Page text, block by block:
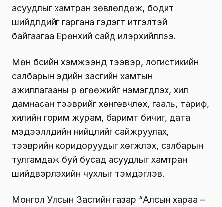
асуудлыг хамтран зөвлөлдөж, бодит
шийдлүүдийг гаргана гэдэгт итгэлтэй
байгаагаа Ерөнхий сайд илэрхийллээ.
Мөн бүсийн хэмжээнд тээвэр, логистикийн
салбарын эдийн засгийн хамтын
ажиллагааны үр өгөөжийг нэмэгдүүлэх, хил
дамнасан тээврийг хөнгөвчлөх, гааль, тариф,
хилийн горим журам, баримт бичиг, дата
мэдээллүүдийн нийцлийг сайжруулах,
тээврийн коридоруудыг хөгжүүлэх, салбарын
тулгамдаж буй бусад асуудлыг хамтран
шийдвэрлэхийн чухлыг тэмдэглэв.
Монгол Улсын Засгийн газар “Алсын хараа –